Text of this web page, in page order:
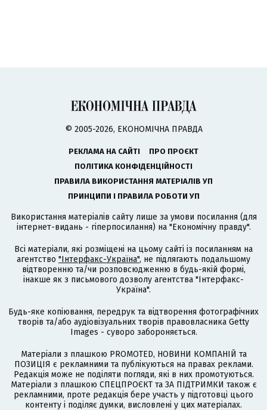
© 2005-2026, ЕКОНОМІЧНА ПРАВДА
РЕКЛАМА НА САЙТІ
ПРО ПРОЄКТ
ПОЛІТИКА КОНФІДЕНЦІЙНОСТІ
ПРАВИЛА ВИКОРИСТАННЯ МАТЕРІАЛІВ УП
ПРИНЦИПИ І ПРАВИЛА РОБОТИ УП
Використання матеріалів сайту лише за умови посилання (для
інтернет-видань - гіперпосилання) на "Економічну правду".
Всі матеріали, які розміщені на цьому сайті із посиланням на
агентство "Інтерфакс-Україна", не підлягають подальшому
відтворенню та/чи розповсюдженню в будь-якій формі,
інакше як з письмового дозволу агентства "Інтерфакс-
Україна".
Будь-яке копіювання, передрук та відтворення фотографічних
творів та/або аудіовізуальних творів правовласника Getty
Images - суворо забороняється.
Матеріали з плашкою PROMOTED, НОВИНИ КОМПАНІЙ та
ПОЗИЦІЯ є рекламними та публікуються на правах реклами.
Редакція може не поділяти погляди, які в них промотуються.
Матеріали з плашкою СПЕЦПРОЄКТ та ЗА ПІДТРИМКИ також є
рекламними, проте редакція бере участь у підготовці цього
контенту і поділяє думки, висловлені у цих матеріалах.